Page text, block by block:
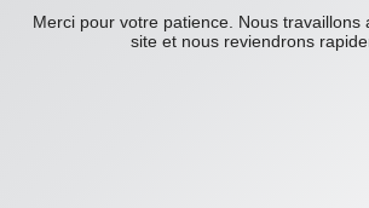
Merci pour votre patience. Nous travaillons
site et nous reviendrons